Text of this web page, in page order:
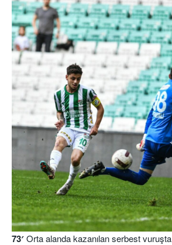
73′Orta alanda kazanılan serbest vuruşta